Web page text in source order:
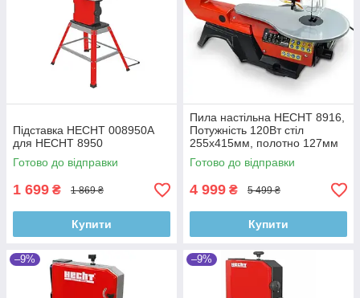
Підставка HECHT 008950A
для HECHT 8950
Готово до відправки
1 699 ₴ 1 869 ₴
Купити
Пила настільна HECHT 8916,
Потужність 120Вт стіл
255x415мм, полотно 127мм
Готово до відправки
4 999 ₴ 5 499 ₴
Купити
–9% –9%